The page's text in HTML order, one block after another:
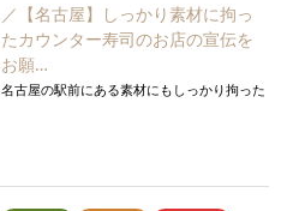
／【名古屋】しっかり素材に拘っ
たカウンター寿司のお店の宣伝を
お願…
名古屋の駅前にある素材にもしっかり拘った